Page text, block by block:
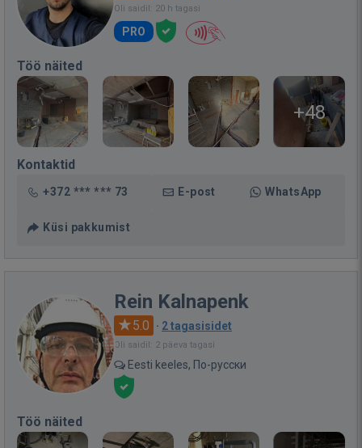
Oli saidil: 20 h tagasi
PRO
Töö näited
+48
Kontaktid
+372 *** *** 73 E-post WhatsApp
Küsi pakkumist
Rein Kalnapenk
5.0 · 2 tagasisidet
Oli saidil: 2 päeva tagasi
Eesti keeles, По-русски
Töö näited